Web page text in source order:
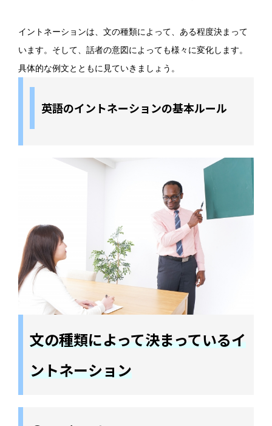
イントネーションは、文の種類によって、ある程度決まって
います。そして、話者の意図によっても様々に変化します。
具体的な例文とともに見ていきましょう。
英語のイントネーションの基本ルール
文の種類によって決まっているイ
ントネーション